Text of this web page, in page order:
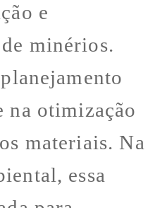
e
minérios.
na otimização
materiais. Na
essa